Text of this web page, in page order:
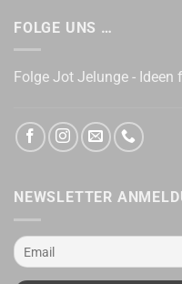
FOLGE UNS …
Folge Jot Jelunge -
NEWSLETTER